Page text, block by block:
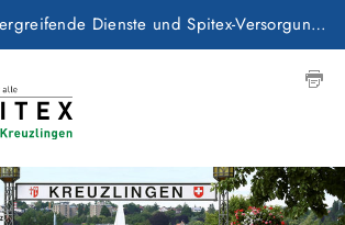
Standortübergreifende Dienste und Spitex-Versorgung Stadt Kreuzlingen